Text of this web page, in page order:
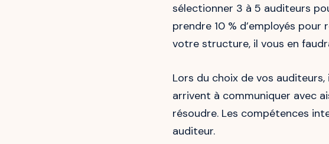
sélectionner 3 à 5 auditeurs
prendre 10 % d’employés
votre structure, il vous en
Lors du choix de vos
arrivent à communiquer avec
résoudre. Les compétences
auditeur.